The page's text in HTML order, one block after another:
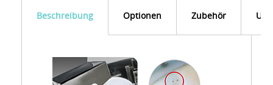
Beschreibung Optionen Zubehör